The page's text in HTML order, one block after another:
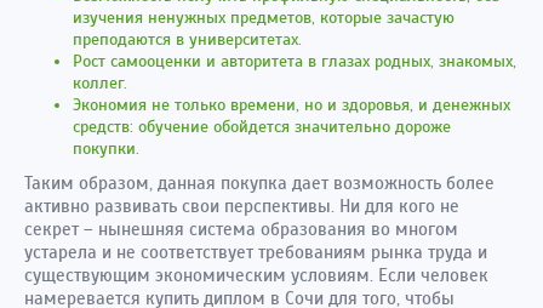
изучения ненужных предметов, которые зачастую
преподаются в университетах.
Рост самооценки и авторитета в глазах родных, знакомых,
коллег.
Экономия не только времени, но и здоровья, и денежных
средств: обучение обойдется значительно дороже
покупки.
Таким образом, данная покупка дает возможность более
активно развивать свои перспективы. Ни для кого не
секрет – нынешняя система образования во многом
устарела и не соответствует требованиям рынка труда и
существующим экономическим условиям. Если человек
намеревается купить диплом в Сочи для того, чтобы